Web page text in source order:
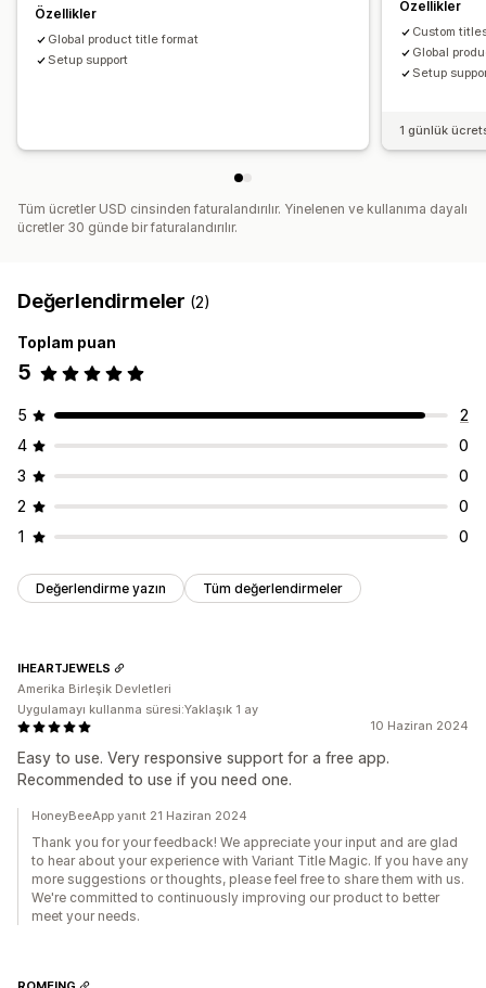
Özellikler
Global product title format
Setup support
Özellikler
Custom
Global
Setup
1 günlük
Tüm ücretler USD cinsinden faturalandırılır. Yinelenen ve kullanıma dayalı
ücretler 30 günde bir faturalandırılır.
Değerlendirmeler (2)
Toplam puan
5
5
2
4
0
3
0
2
0
1
0
Değerlendirme yazın Tüm değerlendirmeler
10 Haziran 2024
Easy to use. Very responsive support for a free app.
Recommended to use if you need one.
IHEARTJEWELS
Amerika Birleşik Devletleri
Uygulamayı kullanma süresi:Yaklaşık 1 ay
HoneyBeeApp yanıt 21 Haziran 2024
Thank you for your feedback! We appreciate your input and are glad
to hear about your experience with Variant Title Magic. If you have any
more suggestions or thoughts, please feel free to share them with us.
We're committed to continuously improving our product to better
meet your needs.